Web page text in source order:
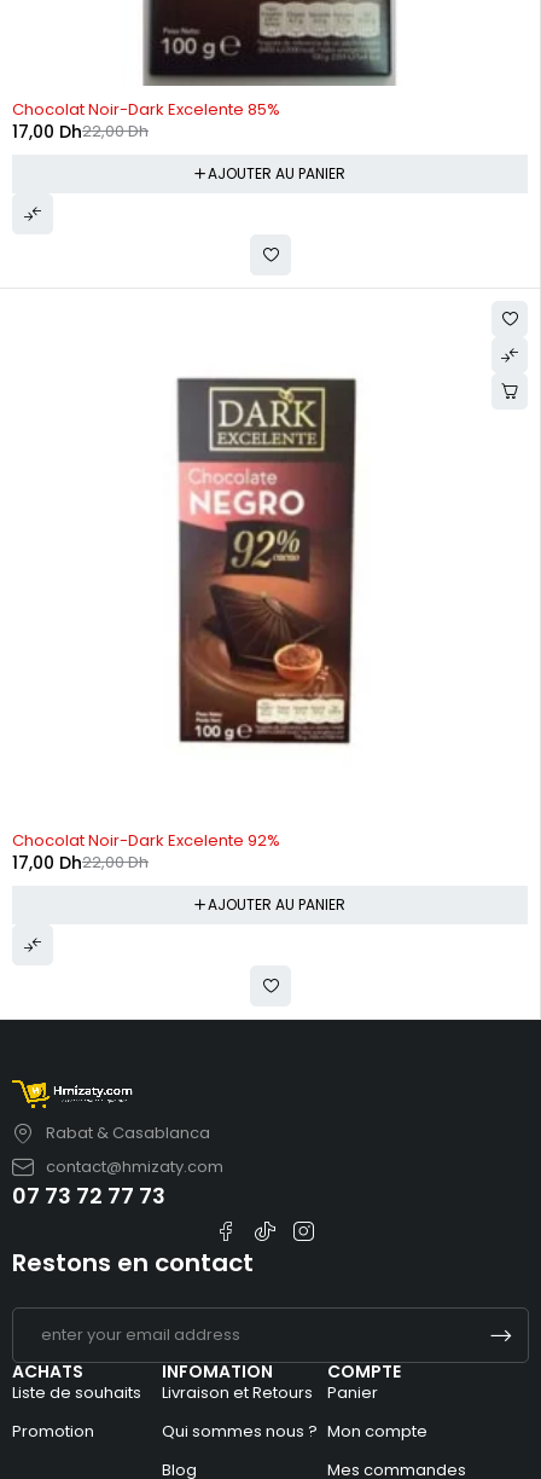
-23%
Chocolat Noir-Dark Excelente 85%
22,00Dh
17,00 Dh
AJOUTER AU PANIER
-23%
Chocolat Noir-Dark Excelente 92%
22,00Dh
17,00 Dh
AJOUTER AU PANIER
Rabat & Casablanca
contact@hmizaty.com
07 73 72 77 73
ACHATS
Liste de souhaits
Promotion
INFOMATION
Livraison et Retours
Qui sommes nous ?
Blog
COMPTE
Panier
Mon compte
Mes commandes
Restons en contact